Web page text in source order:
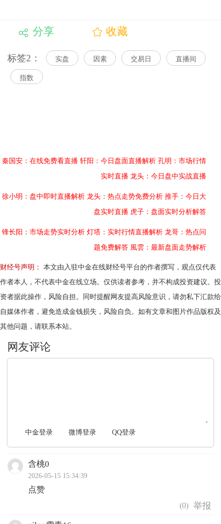
分享 收藏
标签2： 实盘 因素 交易日 直播间
指数
秦国安：在线免费看直播 轩阳：今日盘面直播解析 孔明：市场行情
实时直播 龙头：今日盘中实战直播
徐小明：盘中即时直播解析 龙头：热点走势免费分析 推手：今日大
盘实时直播 虎子：盘面实时分析解答
锋长阳：市场走势实时分析 灯塔：实时行情直播解析 龙哥：热点问
题免费解答 風雲：最新盘面走势解析
财经号声明：
本文由入驻中金在线财经号平台的作者撰写，观点仅代表
作者本人，不代表中金在线立场。仅供读者参考，并不构成投资建议。投
资者据此操作，风险自担。同时提醒网友提高风险意识，请勿私下汇款给
自媒体作者，避免造成金钱损失，风险自负。如有文章和图片作品版权及
其他问题，请联系本站。
中金登录 微博登录 QQ登录
含桃0
2026-05-15 15:34:39
点赞
(0)